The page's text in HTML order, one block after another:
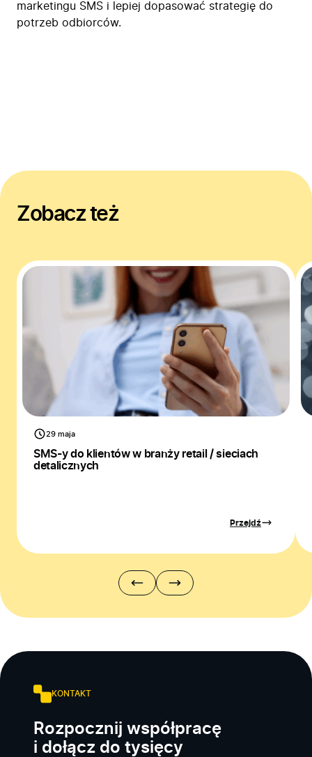
marketingu SMS i lepiej dopasować strategię do
potrzeb odbiorców.
Zobacz też
29 maja
SMS-y do klientów w branży retail / sieciach
detalicznych
Przejdź
KONTAKT
Rozpocznij współpracę
i dołącz do tysięcy